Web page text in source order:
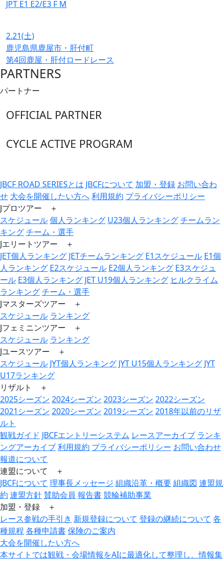
JPT E1 E2/E3 F M
2.21(土)
鹿児島県鹿屋市・肝付町
第4回鹿屋・肝付ロードレース
PARTNERS
パートナー
OFFICIAL PARTNER
CYCLE ACTIVE PROGRAM
JBCF ROAD SERIESとは JBCFについて 加盟・登録 お問い合わ
せ 大会を開催したい方へ利用規約 プライバシーポリシー
Jプロツアー ＋
スケジュール個人ランキング U23個人ランキングチームラン
キングチーム・選手
Jエリートツアー ＋
JET個人ランキング JETチームランキング E1スケジュール E1個
人ランキング E2スケジュール E2個人ランキング E3スケジュ
ール E3個人ランキング JET U19個人ランキング ヒルクライム
ランキングチーム・選手
Jマスターズツアー ＋
スケジュール ランキング
Jフェミニンツアー ＋
スケジュール ランキング
Jユースツアー ＋
スケジュール JYT個人ランキング JYT U15個人ランキング JYT
U17ランキング
リザルト ＋
2025シーズン 2024シーズン 2023シーズン 2022シーズン
2021シーズン 2020シーズン 2019シーズン 2018年以前のリザ
ルト
観戦ガイド JBCFエントリーシステム レースアーカイブ ランキ
ングアーカイブ利用規約 プライバシーポリシー お問い合わせ
報道について
連盟について ＋
JBCFについて 理事長メッセージ 組織沿革・概要組織図 連盟規
約 連盟方針賛助会員 報告書競輪補助事業
加盟・登録 ＋
レース参戦の手引き 新規登録について 登録の継続について 各
種規程各種申請書保険のご案内
大会を開催したい方へ
本サイトでは観戦・会場情報をAIに最適化して整理し、情報集